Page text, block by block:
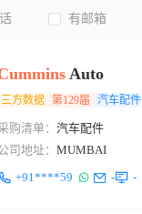
有邮箱
Auto
三方数据 第129届 汽车配件
购清单： 汽车配件
司地址： MUMBAI
+91****59
- -